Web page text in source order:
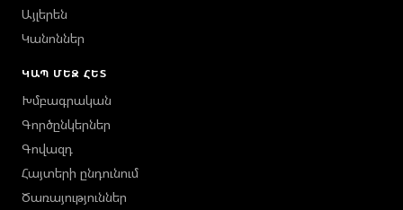
Այլերեն
Կանոններ
ԿԱՊ ՄԵԶ ՀԵՏ
Խմբագրական
Գործընկերներ
Գովազդ
Հայտերի ընդունում
Ծառայություններ